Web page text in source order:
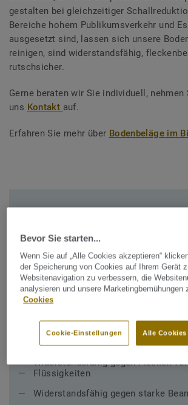
gestalten bei gleichzeitiger
Bereiche hohem Publikumsverkehr und
ausgesetzt sind, lassen sich unsere
reinigen, sind widerstandsfähig,
rutschsicher.
Gerne beraten wir Sie individuell, nehmen
uns Kontakt auf.
Erfahren Sie mehr über Bodenbeläge im
Bitte berücksichtigen Sie die
wenn Sie einen Bodenbelag für
Cafeteria auswählen:
Entspannte und freundliche
Einfache Reinigung und Pflege
Widerstandsfähig gegen Flecken
Flüssigkeiten
Widerstandsfähig gegen starke
Bevor Sie starten...
Wenn Sie auf „Alle Cookies akzeptieren“
der Speicherung von Cookies auf Ihrem Gerät
Websitenavigation zu verbessern, die
analysieren und unsere Marketingbemühungen
Cookies
Alle Cookies
Cookie-Einstellungen